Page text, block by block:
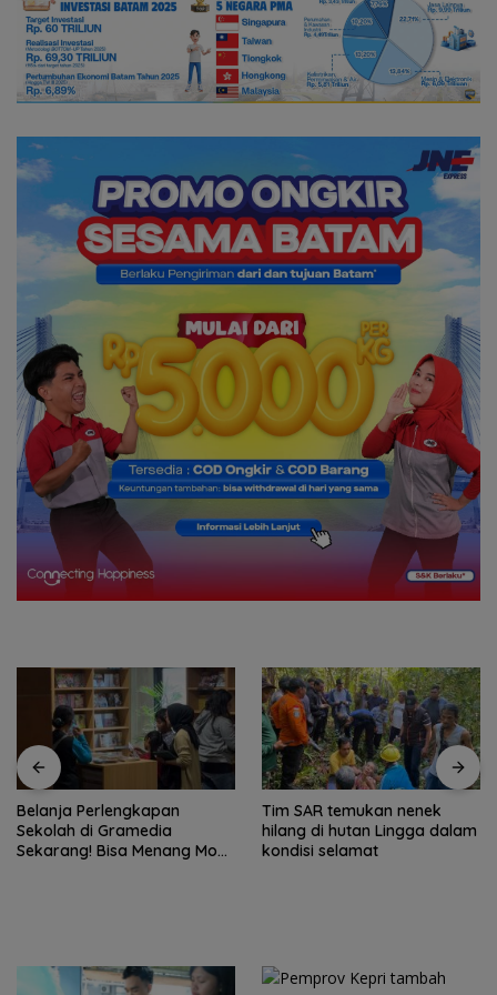
Belanja Perlengkapan
Sekolah di Gramedia
Sekarang! Bisa Menang Mobil
Tim SAR temukan nenek
hilang di hutan Lingga dalam
kondisi selamat